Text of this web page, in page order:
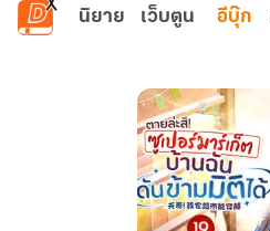
ข้ามไปยังเนื้อหาหลัก
นิยาย เว็บตูน อีบุ๊ก